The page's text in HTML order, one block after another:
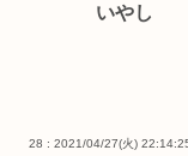
いやし
28 : 2021/04/27(火)